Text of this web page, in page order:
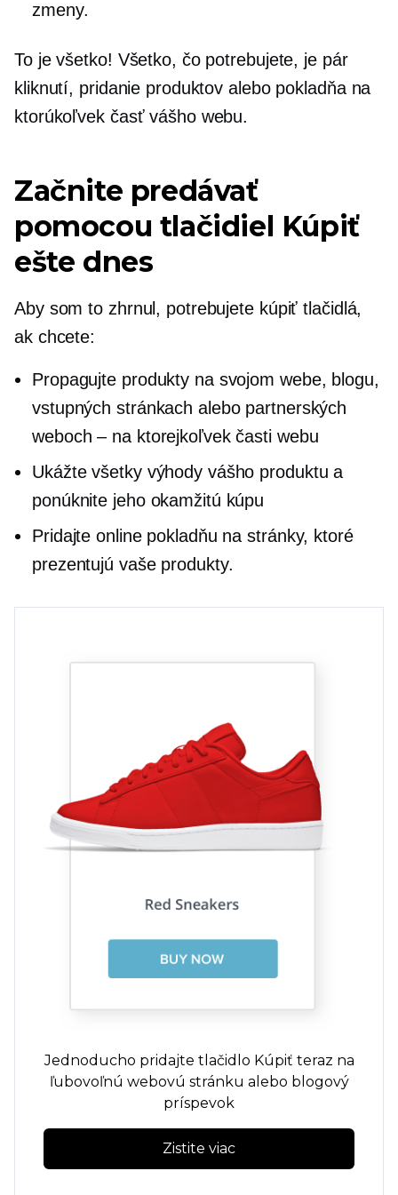
zmeny.
To je všetko! Všetko, čo potrebujete, je pár
kliknutí, pridanie produktov alebo pokladňa na
ktorúkoľvek časť vášho webu.
Začnite predávať
pomocou tlačidiel Kúpiť
ešte dnes
Aby som to zhrnul, potrebujete kúpiť tlačidlá,
ak chcete:
Propagujte produkty na svojom webe, blogu,
vstupných stránkach alebo partnerských
weboch – na ktorejkoľvek časti webu
Ukážte všetky výhody vášho produktu a
ponúknite jeho okamžitú kúpu
Pridajte online pokladňu na stránky, ktoré
prezentujú vaše produkty.
Jednoducho pridajte tlačidlo Kúpiť teraz na
ľubovoľnú webovú stránku alebo blogový
príspevok
Zistite viac